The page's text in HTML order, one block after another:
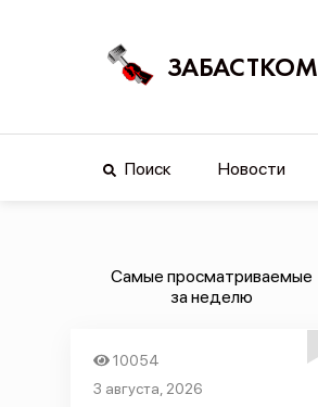
ЗАБАСТКОМ
Поиск Новости
Самые просматриваемые
за неделю
10054
3 августа, 2026